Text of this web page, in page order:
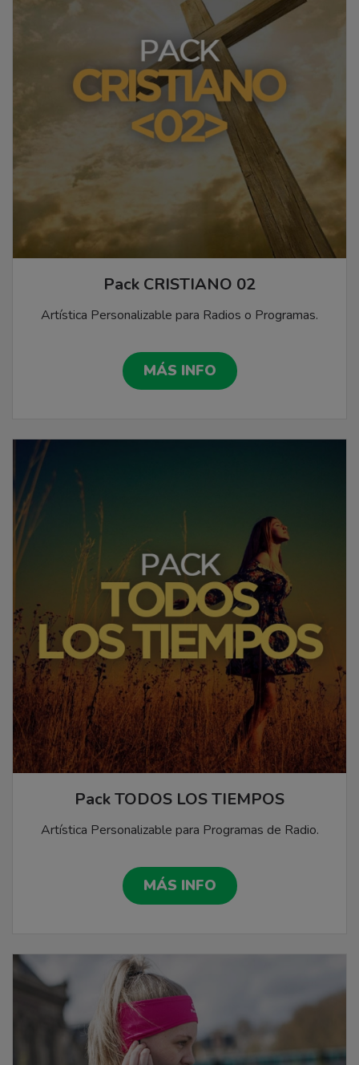
Pack CRISTIANO 02
Artística Personalizable para Radios o Programas.
MÁS INFO
Pack TODOS LOS TIEMPOS
Artística Personalizable para Programas de Radio.
MÁS INFO